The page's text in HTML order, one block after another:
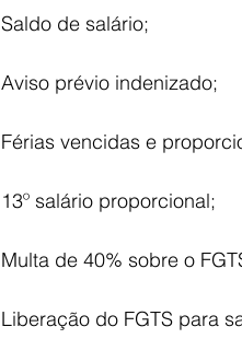
Saldo de salário;
Aviso prévio indenizado;
Férias vencidas e
13º salário proporcional;
Multa de 40% sobre o
Liberação do FGTS para